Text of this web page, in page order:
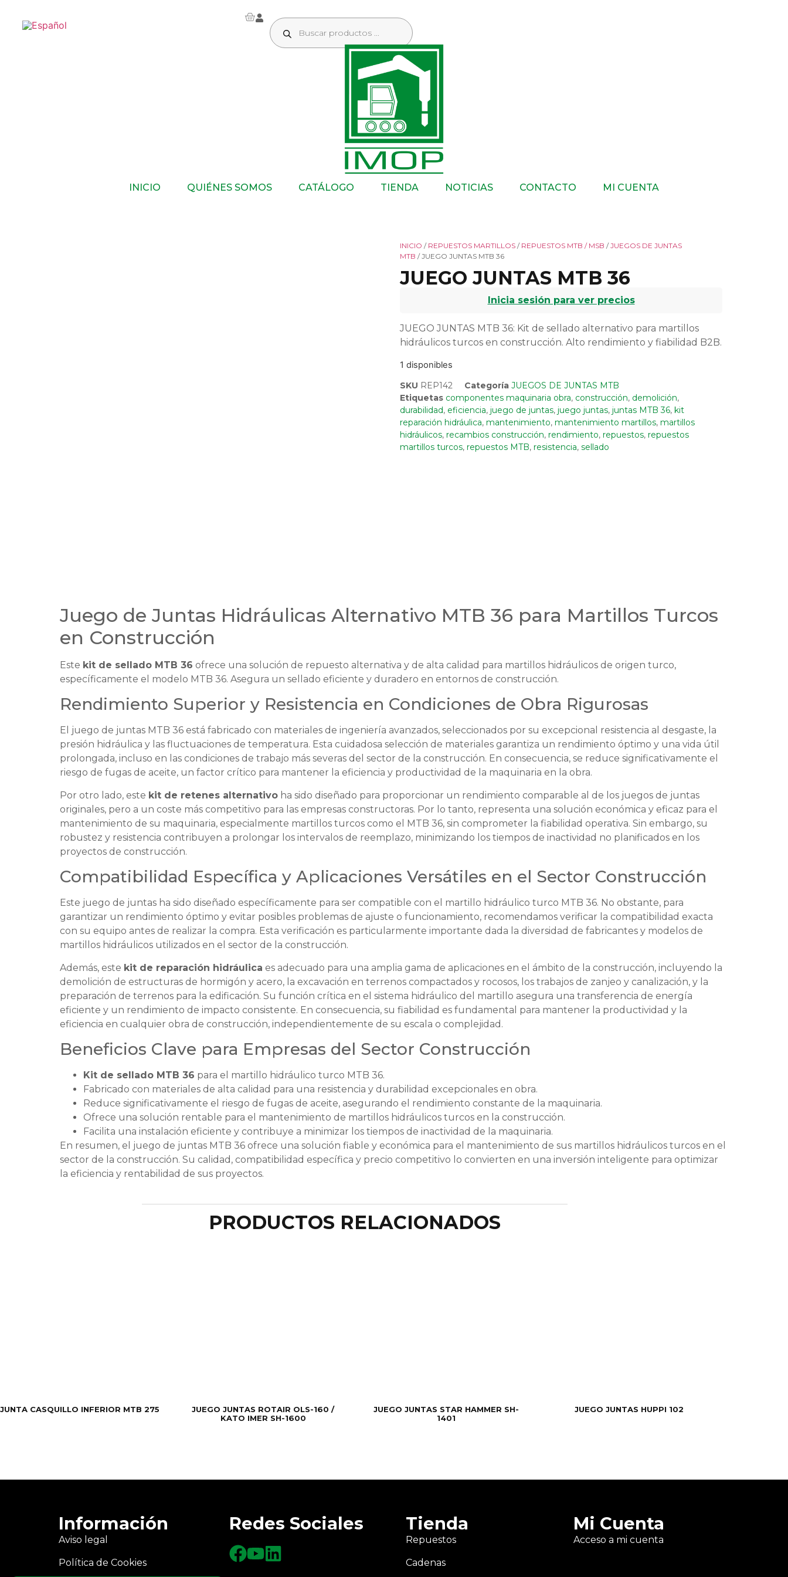
INICIO QUIÉNES SOMOS CATÁLOGO TIENDA NOTICIAS CONTACTO MI CUENTA
INICIO / REPUESTOS MARTILLOS / REPUESTOS MTB / MSB /JUEGOS DE JUNTAS
MTB / JUEGO JUNTAS MTB 36
JUEGO JUNTAS MTB 36
Inicia sesión para ver precios
JUEGO JUNTAS MTB 36: Kit de sellado alternativo para martillos
hidráulicos turcos en construcción. Alto rendimiento y fiabilidad B2B.
1 disponibles
SKU REP142 Categoría JUEGOS DE JUNTAS MTB
Etiquetas componentes maquinaria obra, construcción, demolición,
durabilidad, eficiencia, juego de juntas, juego juntas, juntas MTB 36, kit
reparación hidráulica, mantenimiento, mantenimiento martillos, martillos
hidráulicos, recambios construcción, rendimiento, repuestos, repuestos
martillos turcos, repuestos MTB, resistencia, sellado
Juego de Juntas Hidráulicas Alternativo MTB 36 para Martillos Turcos
en Construcción
Este kit de sellado MTB 36 ofrece una solución de repuesto alternativa y de alta calidad para martillos hidráulicos de origen turco,
específicamente el modelo MTB 36. Asegura un sellado eficiente y duradero en entornos de construcción.
Rendimiento Superior y Resistencia en Condiciones de Obra Rigurosas
El juego de juntas MTB 36 está fabricado con materiales de ingeniería avanzados, seleccionados por su excepcional resistencia al desgaste, la
presión hidráulica y las fluctuaciones de temperatura. Esta cuidadosa selección de materiales garantiza un rendimiento óptimo y una vida útil
prolongada, incluso en las condiciones de trabajo más severas del sector de la construcción. En consecuencia, se reduce significativamente el
riesgo de fugas de aceite, un factor crítico para mantener la eficiencia y productividad de la maquinaria en la obra.
Por otro lado, este kit de retenes alternativo ha sido diseñado para proporcionar un rendimiento comparable al de los juegos de juntas
originales, pero a un coste más competitivo para las empresas constructoras. Por lo tanto, representa una solución económica y eficaz para el
mantenimiento de su maquinaria, especialmente martillos turcos como el MTB 36, sin comprometer la fiabilidad operativa. Sin embargo, su
robustez y resistencia contribuyen a prolongar los intervalos de reemplazo, minimizando los tiempos de inactividad no planificados en los
proyectos de construcción.
Compatibilidad Específica y Aplicaciones Versátiles en el Sector Construcción
Este juego de juntas ha sido diseñado específicamente para ser compatible con el martillo hidráulico turco MTB 36. No obstante, para
garantizar un rendimiento óptimo y evitar posibles problemas de ajuste o funcionamiento, recomendamos verificar la compatibilidad exacta
con su equipo antes de realizar la compra. Esta verificación es particularmente importante dada la diversidad de fabricantes y modelos de
martillos hidráulicos utilizados en el sector de la construcción.
Además, este kit de reparación hidráulica es adecuado para una amplia gama de aplicaciones en el ámbito de la construcción, incluyendo la
demolición de estructuras de hormigón y acero, la excavación en terrenos compactados y rocosos, los trabajos de zanjeo y canalización, y la
preparación de terrenos para la edificación. Su función crítica en el sistema hidráulico del martillo asegura una transferencia de energía
eficiente y un rendimiento de impacto consistente. En consecuencia, su fiabilidad es fundamental para mantener la productividad y la
eficiencia en cualquier obra de construcción, independientemente de su escala o complejidad.
Beneficios Clave para Empresas del Sector Construcción
Kit de sellado MTB 36 para el martillo hidráulico turco MTB 36.
Fabricado con materiales de alta calidad para una resistencia y durabilidad excepcionales en obra.
Reduce significativamente el riesgo de fugas de aceite, asegurando el rendimiento constante de la maquinaria.
Ofrece una solución rentable para el mantenimiento de martillos hidráulicos turcos en la construcción.
Facilita una instalación eficiente y contribuye a minimizar los tiempos de inactividad de la maquinaria.
En resumen, el juego de juntas MTB 36 ofrece una solución fiable y económica para el mantenimiento de sus martillos hidráulicos turcos en el
sector de la construcción. Su calidad, compatibilidad específica y precio competitivo lo convierten en una inversión inteligente para optimizar
la eficiencia y rentabilidad de sus proyectos.
PRODUCTOS RELACIONADOS
JUNTA CASQUILLO INFERIOR MTB 275
JUEGO JUNTAS ROTAIR OLS-160 /
KATO IMER SH-1600
JUEGO JUNTAS STAR HAMMER SH-
1401
JUEGO JUNTAS HUPPI 102
Información
Aviso legal
Política de Cookies
Redes Sociales Tienda
Repuestos
Cadenas
Mi Cuenta
Acceso a mi cuenta